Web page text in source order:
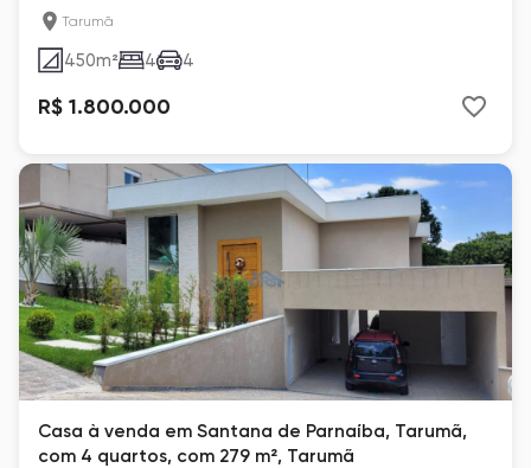
Tarumã
450m² 4 4
R$ 1.800.000
Casa à venda em Santana de Parnaíba, Tarumã,
com 4 quartos, com 279 m², Tarumã